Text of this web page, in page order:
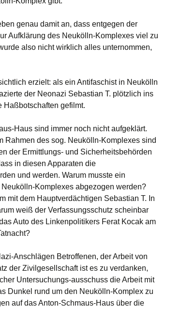
genau damit an, dass entgegen der
Aufklärung des Neukölln-Komplexes viel zu
also nicht wirklich alles unternommen,
erzielt: als ein Antifaschist in Neukölln
der Neonazi Sebastian T. plötzlich ins
Haßbotschaften gefilmt.
Haus sind immer noch nicht aufgeklärt.
Rahmen des sog. Neukölln-Komplexes sind
der Ermittlungs- und Sicherheitsbehörden
in diesen Apparaten die
und werden. Warum musste ein
Komplexes abgezogen werden?
mit dem Hauptverdächtigen Sebastian T. In
weiß der Verfassungsschutz scheinbar
Auto des Linkenpolitikers Ferat Kocak am
Anschlägen Betroffenen, der Arbeit von
der Zivilgesellschaft ist es zu verdanken,
Untersuchungs-ausschuss die Arbeit mit
Dunkel rund um den Neukölln-Komplex zu
auf das Anton-Schmaus-Haus über die